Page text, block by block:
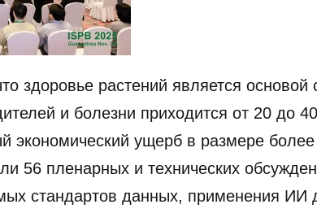
здоровье растений является
и болезни приходится от 20 до
экономический ущерб в размере
56 пленарных и технических
стандартов данных, применения ИИ